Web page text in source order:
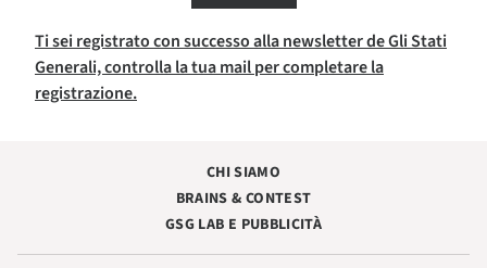
Ti sei registrato con successo alla newsletter de Gli Stati
Generali, controlla la tua mail per completare la
registrazione.
CHI SIAMO
BRAINS & CONTEST
GSG LAB E PUBBLICITÀ